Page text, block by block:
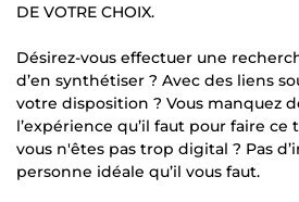
DE VOTRE CHOIX.
Désirez-vous effectuer une
d’en synthétiser ? Avec des liens
votre disposition ? Vous manquez
l’expérience qu’il faut pour faire
vous n'êtes pas trop digital ? Pas
personne idéale qu’il vous faut.